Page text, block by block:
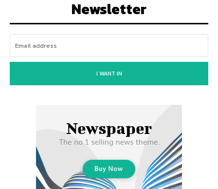
Newsletter
I WANT IN